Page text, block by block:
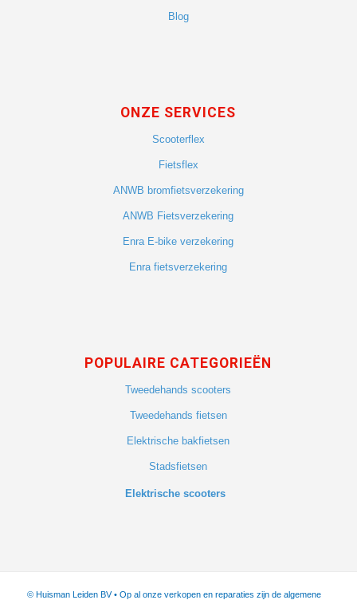
Blog
ONZE SERVICES
Scooterflex
Fietsflex
ANWB bromfietsverzekering
ANWB Fietsverzekering
Enra E-bike verzekering
Enra fietsverzekering
POPULAIRE CATEGORIEËN
Tweedehands scooters
Tweedehands fietsen
Elektrische bakfietsen
Stadsfietsen
Elektrische scooters
© Huisman Leiden BV • Op al onze verkopen en reparaties zijn de algemene